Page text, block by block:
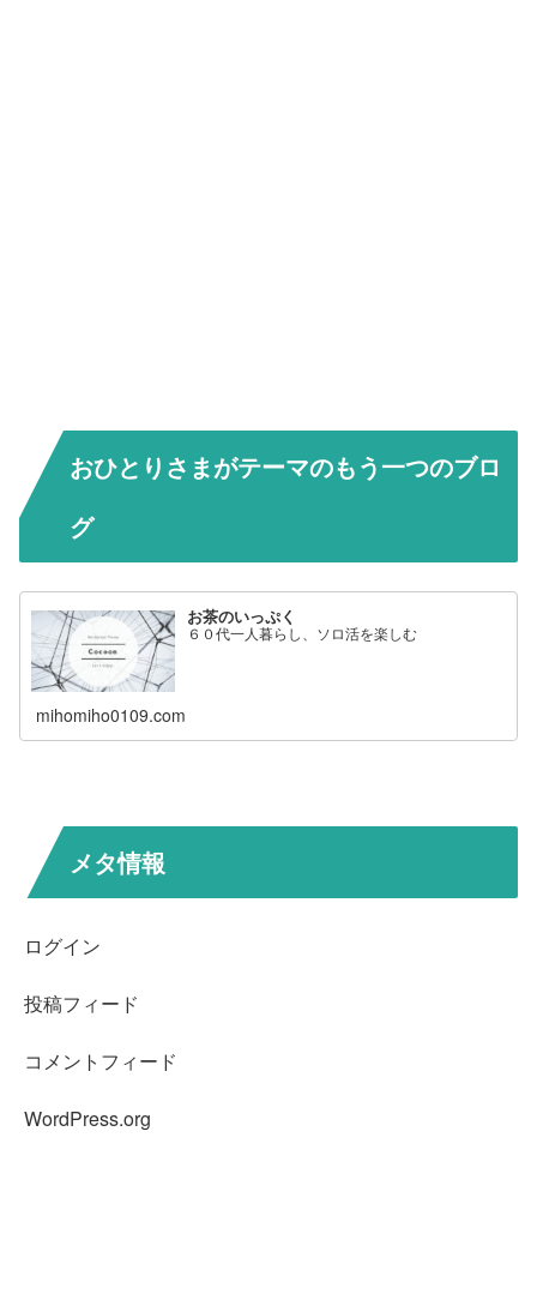
おひとりさまがテーマのもう一つのブロ
グ
お茶のいっぷく
６０代一人暮らし、ソロ活を楽しむ
mihomiho0109.com
メタ情報
ログイン
投稿フィード
コメントフィード
WordPress.org